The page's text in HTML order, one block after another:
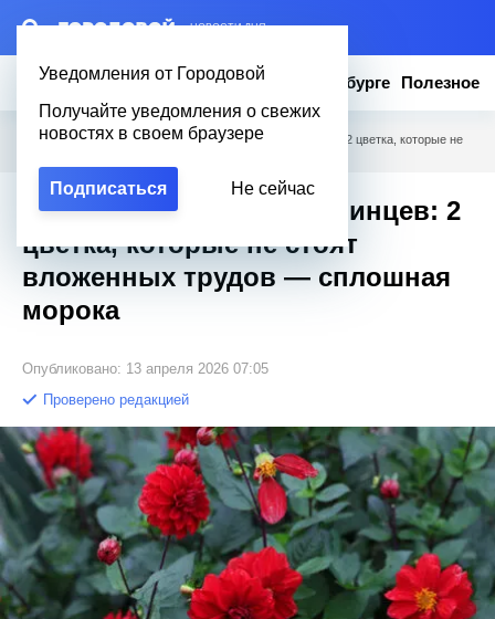
– НОВОСТИ ДНЯ
Уведомления от Городовой
Получайте уведомления о свежих
новостях в своем браузере
Подписаться Не сейчас
Новости Эксклюзив Вопросы о Петербурге Полезное
Городовой Полезное / Капризнее заморских принцев: 2 цветка, которые не
Капризнее заморских принцев: 2
цветка, которые не стоят
вложенных трудов — сплошная
морока
Опубликовано: 13 апреля 2026 07:05
Проверено редакцией